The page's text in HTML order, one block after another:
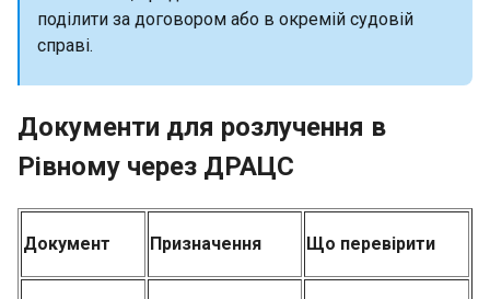
поділити за договором або в окремій судовій
справі.
Документи для розлучення в
Рівному через ДРАЦС
Документ Призначення Що перевірити